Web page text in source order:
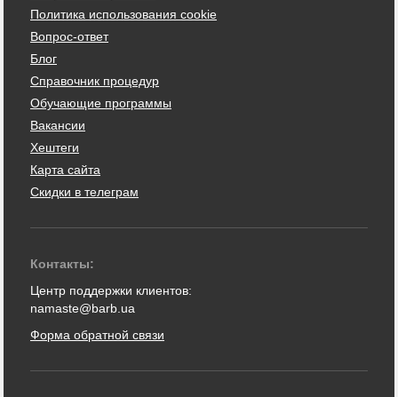
Политика использования cookie
Вопрос-ответ
Блог
Справочник процедур
Обучающие программы
Вакансии
Хештеги
Карта сайта
Скидки в телеграм
Контакты:
Центр поддержки клиентов:
namaste@barb.ua
Форма обратной связи